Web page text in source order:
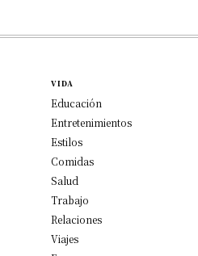
VIDA
Educación
Entretenimientos
Estilos
Comidas
Salud
Trabajo
Relaciones
Viajes